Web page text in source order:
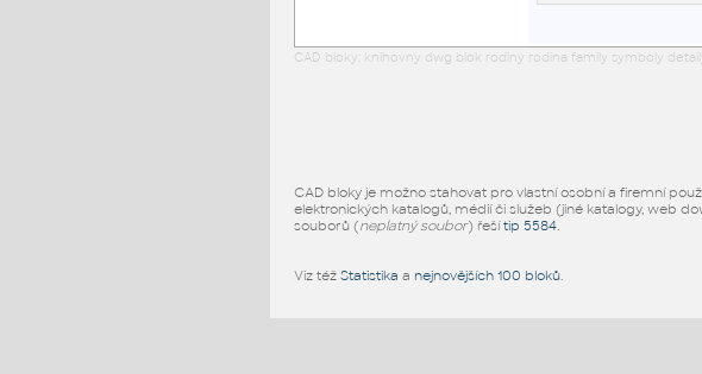
CAD bloky: knihovny dwg blok rodiny rodina family symboly
CAD bloky je možno stahovat pro vlastní osobní a firemní
elektronických katalogů, médií či služeb (jiné katalogy, web
souborů (neplatný soubor) řešítip 5584.
Viz též Statistika a nejnovějších 100 bloků.